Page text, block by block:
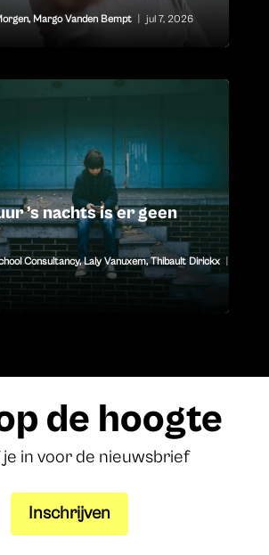
, Margo Vanden Bempt jul 7, 2026
’s nachts is er geen
Consultancy,Laly Vanuxem,Thibault Dirickx
de hoogte
in voor de nieuwsbrief
Inschrijven